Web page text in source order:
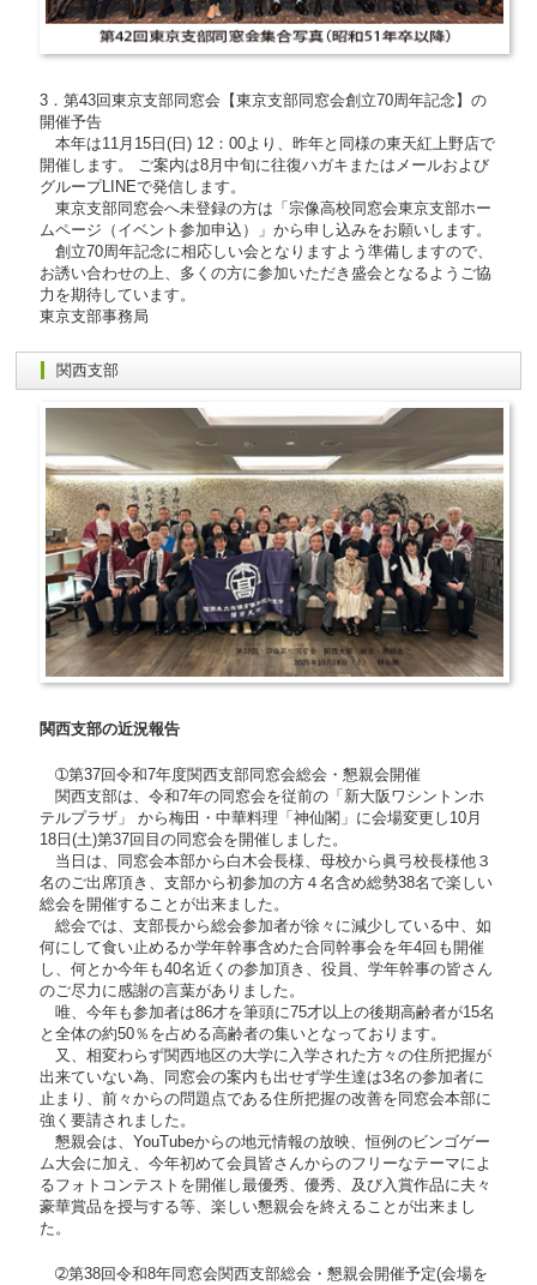
3．第43回東京支部同窓会【東京支部同窓会創立70周年記念】の
開催予告
本年は11月15日(日) 12：00より、昨年と同様の東天紅上野店で
開催します。 ご案内は8月中旬に往復ハガキまたはメールおよび
グループLINEで発信します。
東京支部同窓会へ未登録の方は「宗像高校同窓会東京支部ホー
ムページ（イベント参加申込）」から申し込みをお願いします。
創立70周年記念に相応しい会となりますよう準備しますので、
お誘い合わせの上、多くの方に参加いただき盛会となるようご協
力を期待しています。
東京支部事務局
関西支部
関西支部の近況報告
➀第37回令和7年度関西支部同窓会総会・懇親会開催
関西支部は、令和7年の同窓会を従前の「新大阪ワシントンホ
テルプラザ」 から梅田・中華料理「神仙閣」に会場変更し10月
18日(土)第37回目の同窓会を開催しました。
当日は、同窓会本部から白木会長様、母校から眞弓校長様他３
名のご出席頂き、支部から初参加の方４名含め総勢38名で楽しい
総会を開催することが出来ました。
総会では、支部長から総会参加者が徐々に減少している中、如
何にして食い止めるか学年幹事含めた合同幹事会を年4回も開催
し、何とか今年も40名近くの参加頂き、役員、学年幹事の皆さん
のご尽力に感謝の言葉がありました。
唯、今年も参加者は86才を筆頭に75才以上の後期高齢者が15名
と全体の約50％を占める高齢者の集いとなっております。
又、相変わらず関西地区の大学に入学された方々の住所把握が
出来ていない為、同窓会の案内も出せず学生達は3名の参加者に
止まり、前々からの問題点である住所把握の改善を同窓会本部に
強く要請されました。
懇親会は、YouTubeからの地元情報の放映、恒例のビンゴゲー
ム大会に加え、今年初めて会員皆さんからのフリーなテーマによ
るフォトコンテストを開催し最優秀、優秀、及び入賞作品に夫々
豪華賞品を授与する等、楽しい懇親会を終えることが出来まし
た。
➁第38回令和8年同窓会関西支部総会・懇親会開催予定(会場を